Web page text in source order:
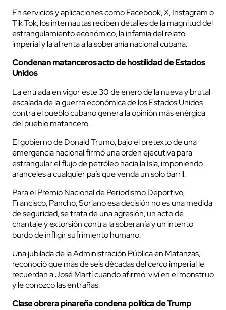
En servicios y aplicaciones como Facebook, X, Instagram o
Tik Tok, los internautas reciben detalles de la magnitud del
estrangulamiento económico, la infamia del relato
imperial y la afrenta a la soberanía nacional cubana.
Condenan matanceros acto de hostilidad de Estados
Unidos
La entrada en vigor este 30 de enero de la nueva y brutal
escalada de la guerra económica de los Estados Unidos
contra el pueblo cubano genera la opinión más enérgica
del pueblo matancero.
El gobierno de Donald Trumo, bajo el pretexto de una
emergencia nacional firmó una orden ejecutiva para
estrangular el flujo de petróleo hacia la Isla, imponiendo
aranceles a cualquier país que venda un solo barril.
Para el Premio Nacional de Periodismo Deportivo,
Francisco, Pancho, Soriano esa decisión no es una medida
de seguridad, se trata de una agresión, un acto de
chantaje y extorsión contra la soberanía y un intento
burdo de infligir sufrimiento humano.
Una jubilada de la Administración Pública en Matanzas,
reconoció que más de seis décadas del cerco imperial le
recuerdan a José Martí cuando afirmó: viví en el monstruo
y le conozco las entrañas.
Clase obrera pinareña condena política de Trump